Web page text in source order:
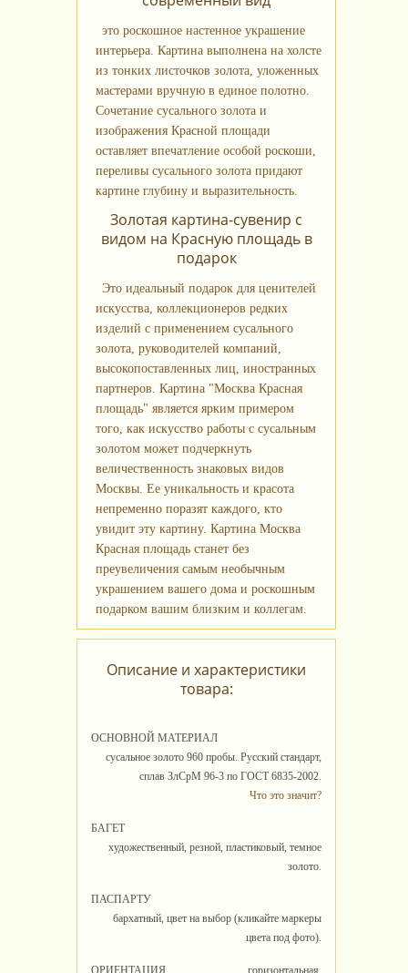
это роскошное настенное украшение
интерьера. Картина выполнена на холсте
из тонких листочков золота, уложенных
мастерами вручную в единое полотно.
Сочетание сусального золота и
изображения Красной площади
оставляет впечатление особой роскоши,
переливы сусального золота придают
картине глубину и выразительность.
Золотая картина-сувенир с
видом на Красную площадь в
подарок
Это идеальный подарок для ценителей
искусства, коллекционеров редких
изделий с применением сусального
золота, руководителей компаний,
высокопоставленных лиц, иностранных
партнеров. Картина "Москва Красная
площадь" является ярким примером
того, как искусство работы с сусальным
золотом может подчеркнуть
величественность знаковых видов
Москвы. Ее уникальность и красота
непременно поразят каждого, кто
увидит эту картину. Картина Москва
Красная площадь станет без
преувеличения самым необычным
украшением вашего дома и роскошным
подарком вашим близким и коллегам.
Описание и характеристики
товара:
ОСНОВНОЙ МАТЕРИАЛ
сусальное золото 960 пробы. Русский стандарт,
сплав ЗлСрМ 96-3 по ГОСТ 6835-2002.
Что это значит?
БАГЕТ
художественный, резной, пластиковый, темное
золото.
ПАСПАРТУ
бархатный, цвет на выбор (кликайте маркеры
цвета под фото).
ОРИЕНТАЦИЯ горизонтальная.